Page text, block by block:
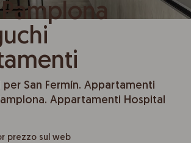
San Fermín. Appartamenti
Appartamenti Hospital
prezzo sul web